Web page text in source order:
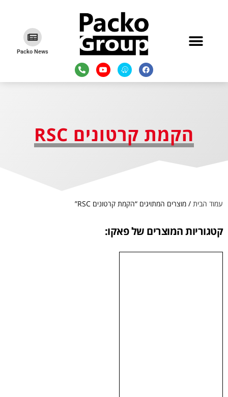
Packo News
הקמת קרטונים RSC
עמוד הבית / מוצרים המתויגים “הקמת קרטונים RSC”
קטגוריות המוצרים של פאקו: